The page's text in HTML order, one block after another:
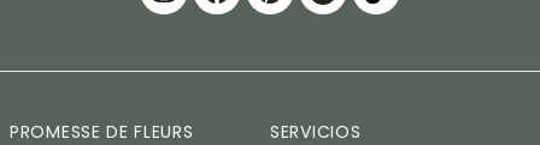
PROMESSE DE FLEURS SERVICIOS